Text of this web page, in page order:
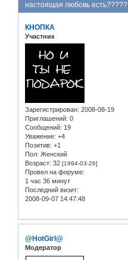
настоящая любовь есть?????
КНОПКА
Участник
Зарегистрирован: 2008-08-19
Приглашений: 0
Сообщений: 19
Уважение: +4
Позитив: +1
Пол: Женский
Возраст: 32 [1994-03-26]
Провел на форуме:
1 час 36 минут
Последний визит:
2008-09-07 14:47:48
@HotGirl@
Модератор